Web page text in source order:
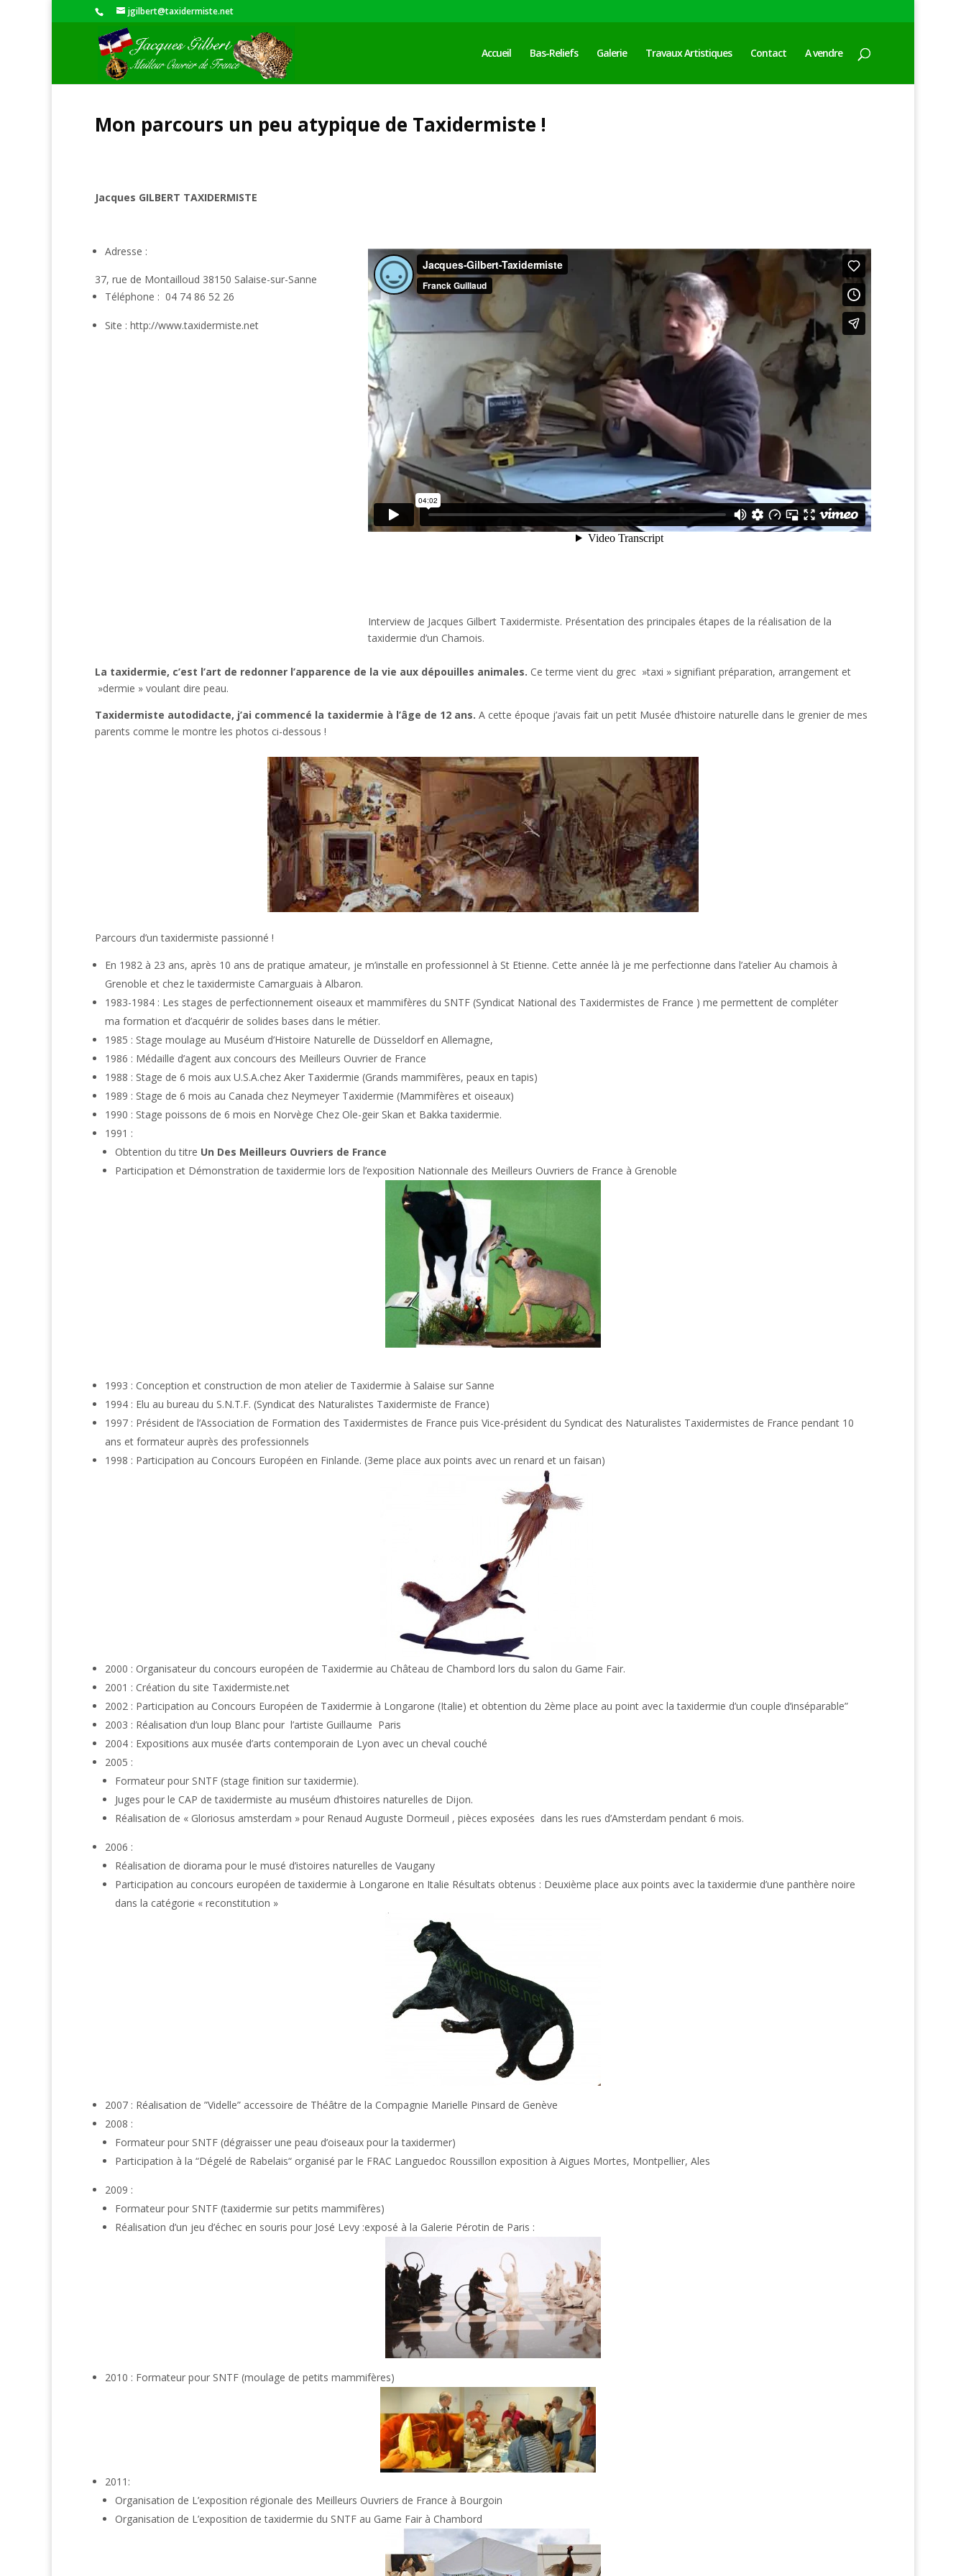
jgilbert@taxidermiste.net
Accueil Bas-Reliefs Galerie Travaux Artistiques Contact A vendre
Mon parcours un peu atypique de Taxidermiste !
Jacques GILBERT TAXIDERMISTE
Adresse :
37, rue de Montailloud 38150 Salaise-sur-Sanne
Téléphone : 04 74 86 52 26
Site : http://www.taxidermiste.net
Interview de Jacques Gilbert Taxidermiste. Présentation des principales étapes de la réalisation de la
taxidermie d’un Chamois.
La taxidermie, c’est l’art de redonner l’apparence de la vie aux dépouilles animales. Ce terme vient du grec »taxi » signifiant préparation, arrangement et
»dermie » voulant dire peau.
Taxidermiste autodidacte, j’ai commencé la taxidermie à l’âge de 12 ans. A cette époque j’avais fait un petit Musée d’histoire naturelle dans le grenier de mes
parents comme le montre les photos ci-dessous !
Parcours d’un taxidermiste passionné !
En 1982 à 23 ans, après 10 ans de pratique amateur, je m’installe en professionnel à St Etienne. Cette année là je me perfectionne dans l’atelier Au chamois à
Grenoble et chez le taxidermiste Camarguais à Albaron.
1983-1984 : Les stages de perfectionnement oiseaux et mammifères du SNTF (Syndicat National des Taxidermistes de France ) me permettent de compléter
ma formation et d’acquérir de solides bases dans le métier.
1985 : Stage moulage au Muséum d’Histoire Naturelle de Düsseldorf en Allemagne,
1986 : Médaille d’agent aux concours des Meilleurs Ouvrier de France
1988 : Stage de 6 mois aux U.S.A.chez Aker Taxidermie (Grands mammifères, peaux en tapis)
1989 : Stage de 6 mois au Canada chez Neymeyer Taxidermie (Mammifères et oiseaux)
1990 : Stage poissons de 6 mois en Norvège Chez Ole-geir Skan et Bakka taxidermie.
1991 :
Obtention du titre Un Des Meilleurs Ouvriers de France
Participation et Démonstration de taxidermie lors de l’exposition Nationnale des Meilleurs Ouvriers de France à Grenoble
1993 : Conception et construction de mon atelier de Taxidermie à Salaise sur Sanne
1994 : Elu au bureau du S.N.T.F. (Syndicat des Naturalistes Taxidermiste de France)
1997 : Président de l’Association de Formation des Taxidermistes de France puis Vice-président du Syndicat des Naturalistes Taxidermistes de France pendant 10
ans et formateur auprès des professionnels
1998 : Participation au Concours Européen en Finlande. (3eme place aux points avec un renard et un faisan)
2000 : Organisateur du concours européen de Taxidermie au Château de Chambord lors du salon du Game Fair.
2001 : Création du site Taxidermiste.net
2002 : Participation au Concours Européen de Taxidermie à Longarone (Italie) et obtention du 2ème place au point avec la taxidermie d’un couple d’inséparable”
2003 : Réalisation d’un loup Blanc pour l’artiste Guillaume Paris
2004 : Expositions aux musée d’arts contemporain de Lyon avec un cheval couché
2005 :
Formateur pour SNTF (stage finition sur taxidermie).
Juges pour le CAP de taxidermiste au muséum d’histoires naturelles de Dijon.
Réalisation de « Gloriosus amsterdam » pour Renaud Auguste Dormeuil , pièces exposées dans les rues d’Amsterdam pendant 6 mois.
2006 :
Réalisation de diorama pour le musé d’istoires naturelles de Vaugany
Participation au concours européen de taxidermie à Longarone en Italie Résultats obtenus : Deuxième place aux points avec la taxidermie d’une panthère noire
dans la catégorie « reconstitution »
2007 : Réalisation de ”Videlle” accessoire de Théâtre de la Compagnie Marielle Pinsard de Genève
2008 :
Formateur pour SNTF (dégraisser une peau d’oiseaux pour la taxidermer)
Participation à la “Dégelé de Rabelais“ organisé par le FRAC Languedoc Roussillon exposition à Aigues Mortes, Montpellier, Ales
2009 :
Formateur pour SNTF (taxidermie sur petits mammifères)
Réalisation d’un jeu d’échec en souris pour José Levy :exposé à la Galerie Pérotin de Paris :
2010 : Formateur pour SNTF (moulage de petits mammifères)
2011:
Organisation de L’exposition régionale des Meilleurs Ouvriers de France à Bourgoin
Organisation de L’exposition de taxidermie du SNTF au Game Fair à Chambord